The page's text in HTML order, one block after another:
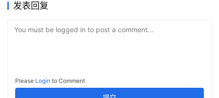
发表回复
You must be logged in to post a comment...
Please Login to Comment